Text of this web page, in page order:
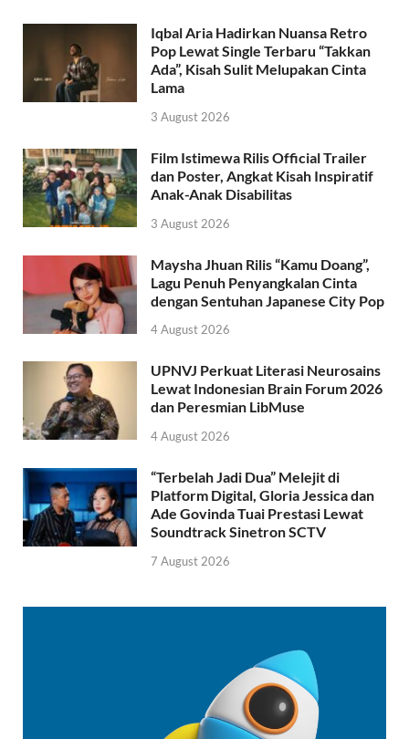
Iqbal Aria Hadirkan Nuansa Retro
Pop Lewat Single Terbaru “Takkan
Ada”, Kisah Sulit Melupakan Cinta
Lama
3 August 2026
Film Istimewa Rilis Official Trailer
dan Poster, Angkat Kisah Inspiratif
Anak-Anak Disabilitas
3 August 2026
Maysha Jhuan Rilis “Kamu Doang”,
Lagu Penuh Penyangkalan Cinta
dengan Sentuhan Japanese City Pop
4 August 2026
UPNVJ Perkuat Literasi Neurosains
Lewat Indonesian Brain Forum 2026
dan Peresmian LibMuse
4 August 2026
“Terbelah Jadi Dua” Melejit di
Platform Digital, Gloria Jessica dan
Ade Govinda Tuai Prestasi Lewat
Soundtrack Sinetron SCTV
7 August 2026